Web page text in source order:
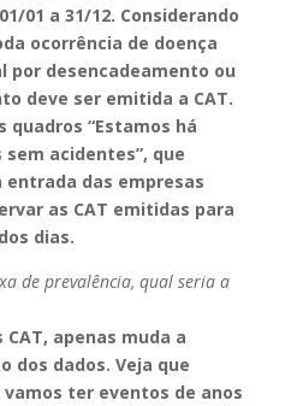
01 a 31/12. Considerando
ocorrência de doença
por desencadeamento ou
deve ser emitida a CAT.
quadros “Estamos há
acidentes”, que
entrada das empresas
as CAT emitidas para
dias.
de prevalência, qual seria a
CAT, apenas muda a
dos dados. Veja que
vamos ter eventos de anos